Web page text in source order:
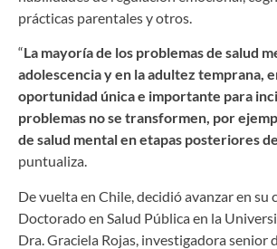
prácticas parentales y otros.
“La mayoría de los problemas de salud
adolescencia y en la adultez temprana,
oportunidad única e importante para
problemas no se transformen, por
de salud mental en etapas posteriores
puntualiza.
De vuelta en Chile, decidió avanzar en su
Doctorado en Salud Pública en la
Dra. Graciela Rojas, investigadora senior